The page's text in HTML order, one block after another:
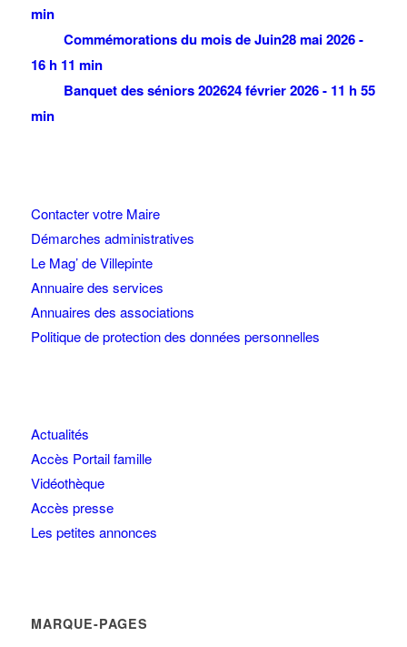
min
Commémorations du mois de Juin28 mai 2026 -
16 h 11 min
Banquet des séniors 202624 février 2026 - 11 h 55
min
Contacter votre Maire
Démarches administratives
Le Mag’ de Villepinte
Annuaire des services
Annuaires des associations
Politique de protection des données personnelles
Actualités
Accès Portail famille
Vidéothèque
Accès presse
Les petites annonces
MARQUE-PAGES